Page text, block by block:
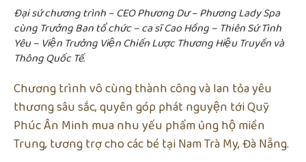
Đại sứ chương trình – CEO Phương Dư – Phương Lady Spa
cùng Trưởng Ban tổ chức – ca sĩ Cao Hồng – Thiên Sứ Tình
Yêu – Viện Trưởng Viện Chiến Lược Thương Hiệu Truyền và
Thông Quốc Tế.
Chương trình vô cùng thành công và lan tỏa yêu
thương sâu sắc, quyên góp phát nguyện tới Quỹ
Phúc Ân Minh mua nhu yếu phẩm ủng hộ miền
Trung, tương trợ cho các bé tại Nam Trà My, Đà Nẵng.